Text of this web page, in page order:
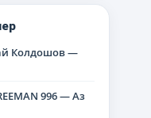
Колдошов —
996 — Аз